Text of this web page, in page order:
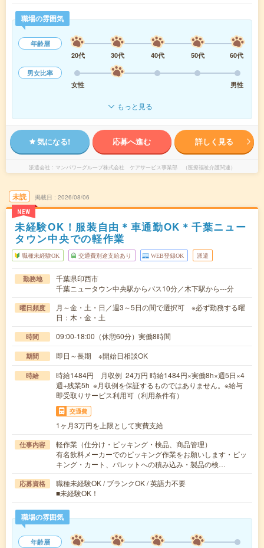
職場の雰囲気
年齢層
20代
30代 40代 50代
60代
男女比率
女性
男性
もっと見る
気になる! 応募へ進む 詳しく見る
派遣会社 マンパワーグループ株式会社 ケアサービス事業部 （医療福祉介護関連）
未読
NEW
掲載日 2026/08/06
未経験OK！服装自由＊車通勤OK＊千葉ニュー
タウン中央での軽作業
職種未経験OK 交通費別途支給あり WEB登録OK 派遣
勤務地
千葉県印西市
千葉ニュータウン中央駅からバス10分／木下駅から---分
曜日頻度
月～金・土・日／週3～5日の間で選択可 ※必ず勤務する曜
日：木・金・土
時間 09:00-18:00（休憩60分）実働8時間
期間 即日～長期 ※開始日相談OK
時給
時給1484円 月収例 24万円 時給1484円×実働8h×週5日×4
週+残業5h ※月収例を保証するものではありません。※給与
即受取りサービス利用可（利用条件有）
交通費
1ヶ月3万円を上限として実費支給
仕事内容
軽作業（仕分け・ピッキング・検品、商品管理）
有名飲料メーカーでのピッキング作業をお願いします・ピッ
キング・カート、パレットへの積み込み・製品の検…
応募資格
職種未経験OK / ブランクOK / 英語力不要
■未経験OK！
職場の雰囲気
年齢層